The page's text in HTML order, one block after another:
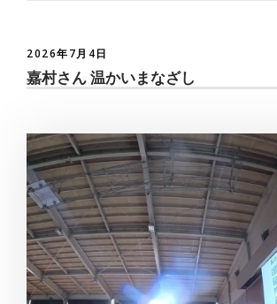
2026年7月4日
嘉村さん 温かいまなざし